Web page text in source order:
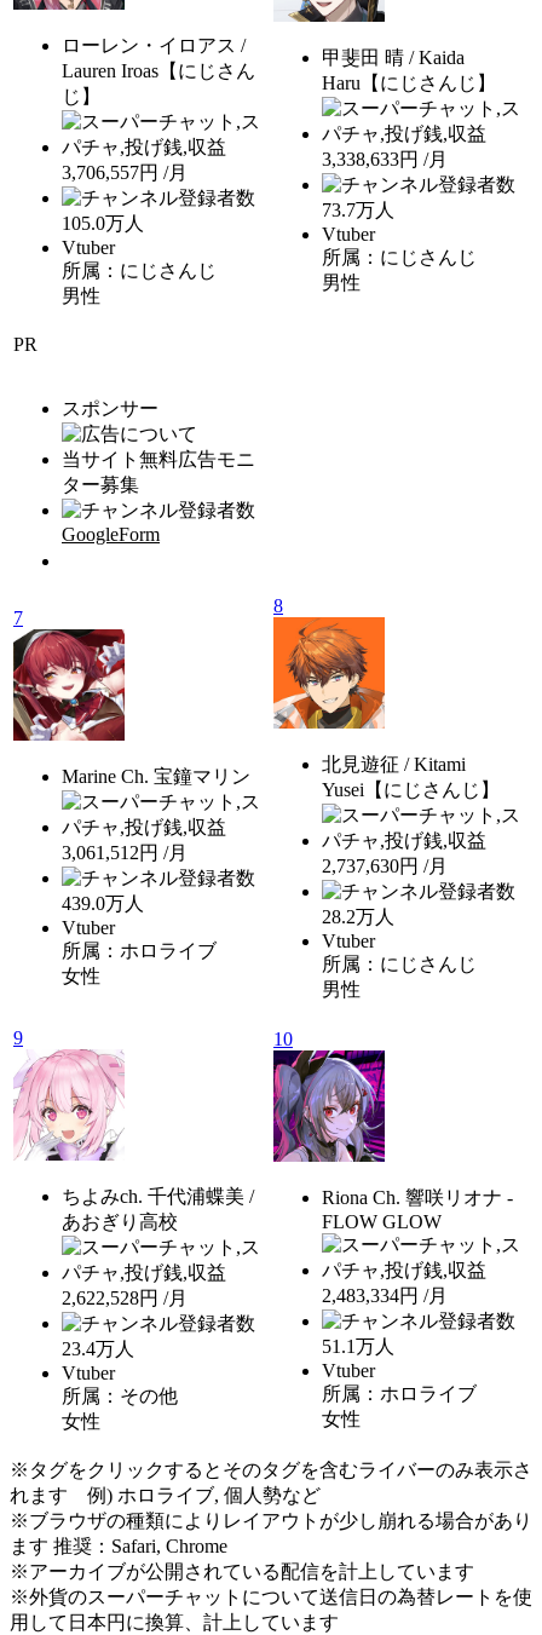
ローレン・イロアス /
Lauren Iroas【にじさん
じ】
3,706,557円 /月
105.0万人
Vtuber
所属：にじさんじ
男性
甲斐田 晴 / Kaida
Haru【にじさんじ】
3,338,633円 /月
73.7万人
Vtuber
所属：にじさんじ
男性
PR
スポンサー
当サイト無料広告モニ
ター募集
GoogleForm
7
Marine Ch. 宝鐘マリン
3,061,512円 /月
439.0万人
Vtuber
所属：ホロライブ
女性
8
北見遊征 / Kitami
Yusei【にじさんじ】
2,737,630円 /月
28.2万人
Vtuber
所属：にじさんじ
男性
9
ちよみch. 千代浦蝶美 /
あおぎり高校
2,622,528円 /月
23.4万人
Vtuber
所属：その他
女性
10
Riona Ch. 響咲リオナ -
FLOW GLOW
2,483,334円 /月
51.1万人
Vtuber
所属：ホロライブ
女性
※タグをクリックするとそのタグを含むライバーのみ表示さ
れます 例) ホロライブ, 個人勢など
※ブラウザの種類によりレイアウトが少し崩れる場合があり
ます 推奨：Safari, Chrome
※アーカイブが公開されている配信を計上しています
※外貨のスーパーチャットについて送信日の為替レートを使
用して日本円に換算、計上しています